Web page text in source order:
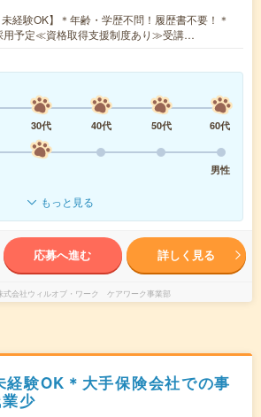
未経験OK】＊年齢・学歴不問！履歴書不要！＊
用予定≪資格取得支援制度あり≫受講…
30代 40代 50代
60代
男性
もっと見る
応募へ進む 詳しく見る
式会社ウィルオブ・ワーク ケアワーク事業部
経験OK＊大手保険会社での事
少